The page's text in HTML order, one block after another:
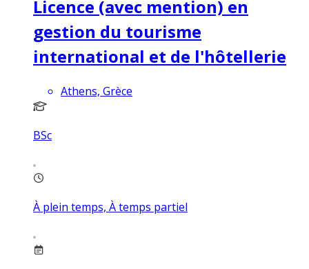
Licence (avec mention) en
gestion du tourisme
international et de l'hôtellerie
Athens, Grèce
BSc
À plein temps, À temps partiel